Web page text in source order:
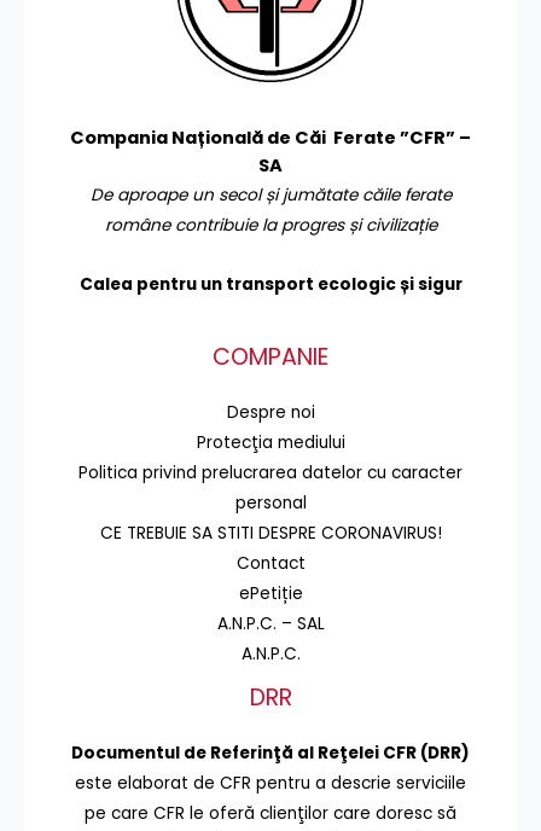
Compania Națională de Căi Ferate ”CFR” –
SA
De aproape un secol și jumătate căile ferate
române contribuie la progres și civilizație
Calea pentru un transport ecologic și sigur
COMPANIE
Despre noi
Protecţia mediului
Politica privind prelucrarea datelor cu caracter
personal
CE TREBUIE SA STITI DESPRE CORONAVIRUS!
Contact
ePetiție
A.N.P.C. – SAL
A.N.P.C.
DRR
Documentul de Referinţă al Reţelei CFR (DRR)
este elaborat de CFR pentru a descrie serviciile
pe care CFR le oferă clienţilor care doresc să